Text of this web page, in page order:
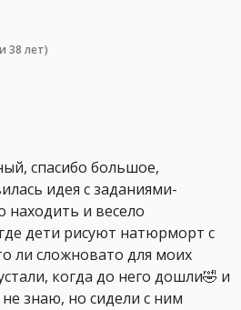
38 лет)
спасибо большое,
идея с заданиями-
находить и весело
дети рисуют натюрморт с
ли сложновато для моих
когда до него дошли🤣 и
знаю, но сидели с ним